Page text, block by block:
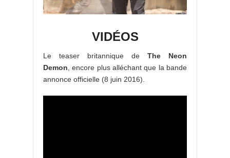
VIDÉOS
Le teaser britannique de The Neon
Demon , encore plus alléchant que la bande
annonce officielle (8 juin 2016).